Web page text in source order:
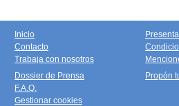
Inicio
Contacto
Trabaja con nosotros
Dossier de Prensa
F.A.Q.
Gestionar cookies
Propón